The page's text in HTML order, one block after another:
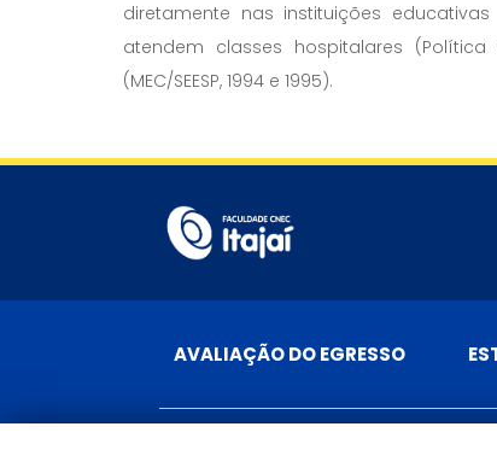
diretamente nas instituições
atendem classes hospitalares
(MEC/SEESP, 1994 e 1995).
AVALIAÇÃO DO EGRESSO